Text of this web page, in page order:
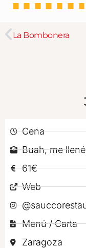
La Bombonera
Cena
Buah, me
61€
Web
Menú / Carta
Zaragoza